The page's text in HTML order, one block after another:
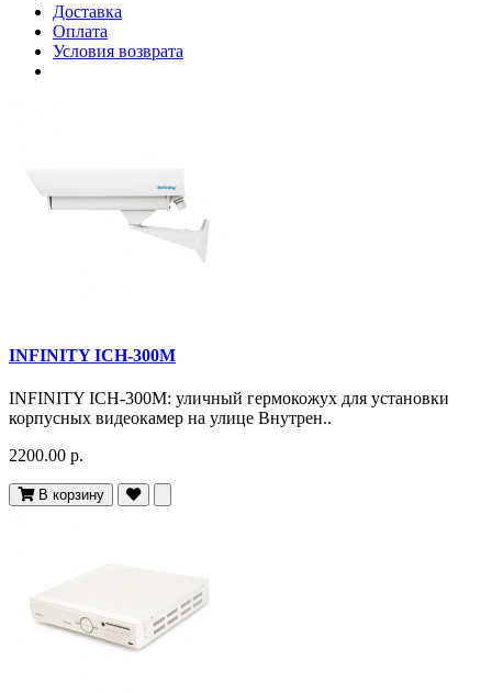
Доставка
Оплата
Условия возврата
INFINITY ICH-300M
INFINITY ICH-300M: уличный гермокожух для установки
корпусных видеокамер на улице Внутрен..
2200.00 р.
В корзину